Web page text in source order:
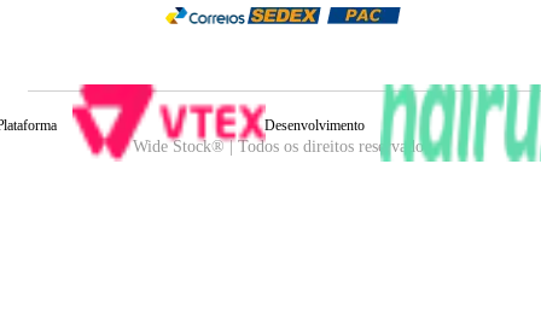
Wide Stock® | Todos os direitos reservados.
Desenvolvimento